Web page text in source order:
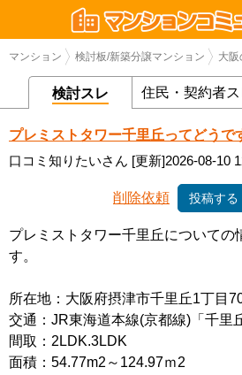
マンション 検討板/新築分譲マンション 大
検討スレ 住民・契約者ス
プレミストタワー千里丘ってどうで
口コミ知りたいさん [更新]2026-08-10
削除依頼 投稿する
プレミストタワー千里丘についての
す。
所在地：大阪府摂津市千里丘1丁目
交通：JR東海道本線(京都線)「千里
間取：2LDK.3LDK
面積：54.77m2～124.97ｍ2